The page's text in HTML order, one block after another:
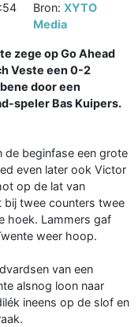
Bron: XYTO
Media
zege op Go Ahead
Veste een 0-2
door een
speler Bas Kuipers.
de beginfase een grote
even later ook Victor
op de lat van
bij twee counters twee
hoek. Lammers gaf
weer hoop.
van een
alsnog loon naar
ineens op de slof en